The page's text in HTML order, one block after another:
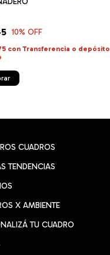
10% OFF
con Transferencia o depósito
CUADROS
TENDENCIAS
X AMBIENTE
TU CUADRO